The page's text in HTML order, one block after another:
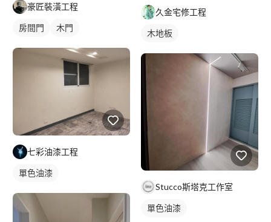
豪匠裝潢工程
房間門 木門
七彩油漆工程
單色油漆
久金宅修工程
木地板
Stucco斯塔克工作室
單色油漆